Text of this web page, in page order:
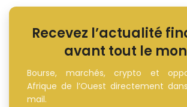
Recevez l’actualité
avant tout le
Bourse, marchés, crypto et
Afrique de l’Ouest directement
mail.